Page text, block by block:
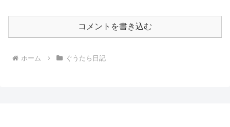
コメントを書き込む
ホーム ぐうたら日記